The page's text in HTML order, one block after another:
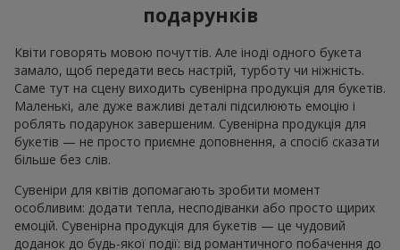
подарунків
Квіти говорять мовою почуттів. Але іноді одного букета
замало, щоб передати весь настрій, турботу чи ніжність.
Саме тут на сцену виходить сувенірна продукція для букетів.
Маленькі, але дуже важливі деталі підсилюють емоцію і
роблять подарунок завершеним. Сувенірна продукція для
букетів — не просто приємне доповнення, а спосіб сказати
більше без слів.
Сувеніри для квітів допомагають зробити момент
особливим: додати тепла, несподіванки або просто щирих
емоцій. Сувенірна продукція для букетів — це чудовий
доданок до будь-якої події: від романтичного побачення до